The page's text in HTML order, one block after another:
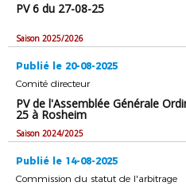
PV 6 du 27-08-25
Saison 2025/2026
Publié le 20-08-2025
Comité directeur
PV de l'Assemblée Générale
25 à Rosheim
Saison 2024/2025
Publié le 14-08-2025
Commission du statut de l'arbitrage